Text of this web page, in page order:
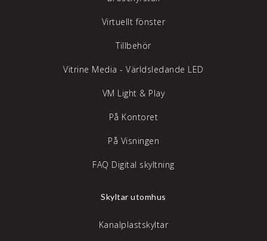
Virtuellt fönster
Tillbehör
Vitrine Media - Världsledande LED
VM Light & Play
På Kontoret
På Visningen
FAQ Digital skyltning
Skyltar utomhus
Kanalplastskyltar